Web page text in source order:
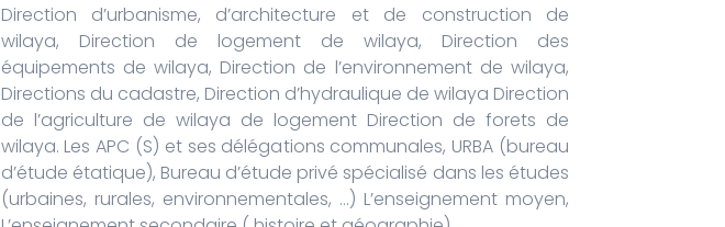
Direction d’urbanisme, d’architecture et de construction de
wilaya, Direction de logement de wilaya, Direction des
équipements de wilaya, Direction de l’environnement de wilaya,
Directions du cadastre, Direction d’hydraulique de wilaya Direction
de l’agriculture de wilaya de logement Direction de forets de
wilaya. Les APC (S) et ses délégations communales, URBA (bureau
d’étude étatique), Bureau d’étude privé spécialisé dans les études
(urbaines, rurales, environnementales, …) L’enseignement moyen,